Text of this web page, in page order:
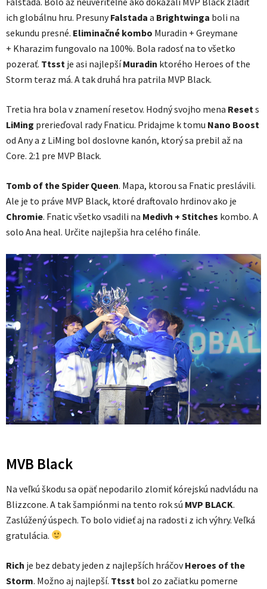
ich globálnu hru. PresunyFalstada a Brightwinga boli na
sekundu presné. Eliminačné kombo Muradin + Greymane
+ Kharazim fungovalo na 100%. Bola radosť na to všetko
pozerať. Ttsst je asi najlepšíMuradin ktorého Heroes of the
Storm teraz má. A tak druhá hra patrila MVP Black.
Tretia hra bola v znamení resetov. Hodný svojho mena Resets
LiMing prerieďoval rady Fnaticu. Pridajme k tomu Nano Boost
od Any a z LiMing bol doslovne kanón, ktorý sa prebil až na
Core. 2:1 pre MVP Black.
Tomb of the Spider Queen. Mapa, ktorou sa Fnatic preslávili.
Ale je to práve MVP Black, ktoré draftovalo hrdinov ako je
Chromie. Fnatic všetko vsadili na Medivh + Stitches kombo. A
solo Ana heal. Určite najlepšia hra celého finále.
MVB Black
Na veľkú škodu sa opäť nepodarilo zlomiť kórejskú nadvládu na
Blizzcone. A tak šampiónmi na tento rok sú MVP BLACK.
Zaslúžený úspech. To bolo vidieť aj na radosti z ich výhry. Veľká
gratulácia.
Rich je bez debaty jeden z najlepších hráčovHeroes of the
Storm. Možno aj najlepší. Ttsst bol zo začiatku pomerne